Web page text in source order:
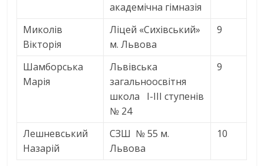
академічна гімназія
Миколів
Вікторія
Ліцей «Сихівський»
м. Львова
9
Шамборська
Марія
Львівська
загальноосвітня
школа I-III ступенів
№ 24
9
Лешневський
Назарій
СЗШ № 55 м.
Львова
10